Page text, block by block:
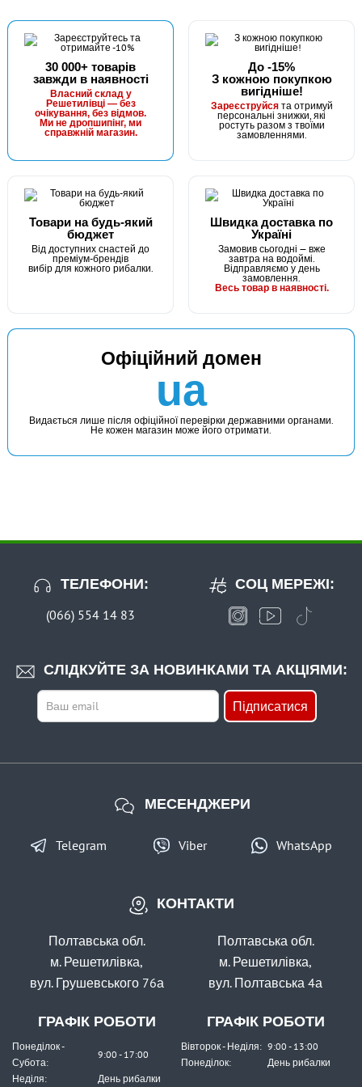
#CP3335
В наявності
59 грн 4 шт.
КУПИТИ
Iнструмент для волосяного монтажа Carp Pro Hair Knot
КУПИТИ
71 грн
Маг: 0 шт Базар: 1 шт
116 грн 1 шт.
КУПИТИ
Крючков’яз China
30 000+ товарів
завжди в наявності
Власний склад у
Решетилівці — без
очікування, без відмов.
Ми не дропшипінг, ми
справжній магазин.
До -15%
З кожною покупкою
вигідніше!
Зареєструйсята отримуй
персональні знижки, які
ростуть разом з твоїми
замовленнями.
Товари на будь-який
бюджет
Від доступних снастей до
преміум-брендів
вибір для кожного рибалки.
Швидка доставка по
Україні
Замовив сьогодні — вже
завтра на водоймі.
Відправляємо у день
замовлення.
Весь товар в наявності.
Офіційний домен
ua
Видається лише після офіційної перевірки державними органами.
Не кожен магазин може його отримати.
ТЕЛЕФОНИ:
(066) 554 14 83
СЛІДКУЙТЕ ЗА НОВИНКАМИ ТА АКЦІЯМИ:
Підписатися
СОЦ МЕРЕЖІ:
КОНТАКТИ
Полтавська обл.
м. Решетилівка,
вул. Грушевського 76а
ГРАФІК РОБОТИ
Понеділок -
Субота:
9:00 - 17:00
Неділя:
День рибалки
Полтавська обл.
м. Решетилівка,
вул. Полтавська 4а
ГРАФІК РОБОТИ
Вівторок - Неділя: 9:00 - 13:00
Понеділок:
День рибалки
МЕСЕНДЖЕРИ
Telegram Viber WhatsApp